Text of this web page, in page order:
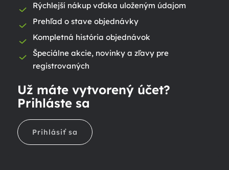
Rýchlejší nákup vďaka uloženým údajom
Prehľad o stave objednávky
Kompletná história objednávok
Špeciálne akcie, novinky a zľavy pre
registrovaných
Už máte vytvorený účet?
Prihláste sa
Prihlásiť sa